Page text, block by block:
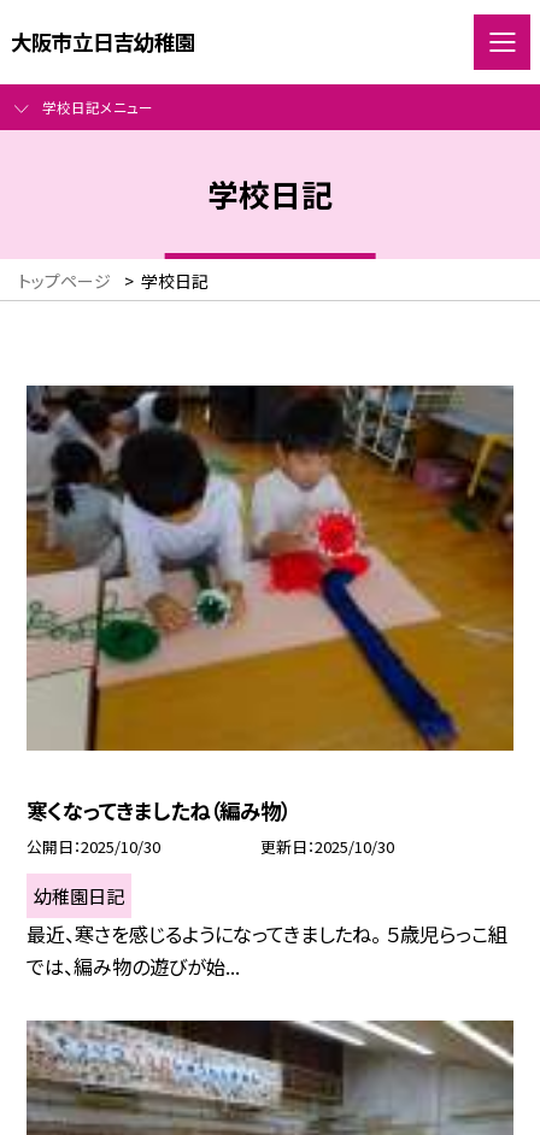
大阪市立日吉幼稚園
学校日記メニュー
学校日記
トップページ > 学校日記
寒くなってきましたね（編み物）
公開日 2025/10/30 更新日 2025/10/30
幼稚園日記
最近、寒さを感じるようになってきましたね。 ５歳児らっこ組
では、編み物の遊びが始...